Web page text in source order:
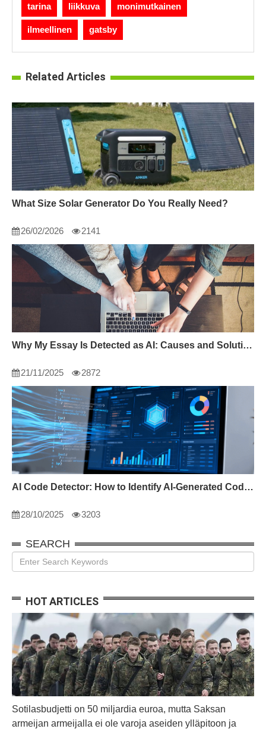
tarina liikkuva monimutkainen
ilmeellinen gatsby
Related Articles
What Size Solar Generator Do You Really Need?
26/02/2026 2141
Why My Essay Is Detected as AI: Causes and Solutions
21/11/2025 2872
AI Code Detector: How to Identify AI-Generated Code in 2024
28/10/2025 3203
SEARCH
HOT ARTICLES
Sotilasbudjetti on 50 miljardia euroa, mutta Saksan
armeijan armeijalla ei ole varoja aseiden ylläpitoon ja